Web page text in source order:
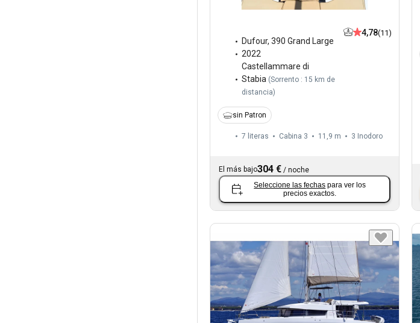
Dufour, 390 Grand Large
2022
Castellammare di
Stabia (Sorrento : 15 km de
distancia)
4,78(11)
sin Patron
7 literas Cabina 3 11,9 m 3 Inodoro
El más bajo304 € / noche
Seleccione las fechas para ver los
precios exactos.